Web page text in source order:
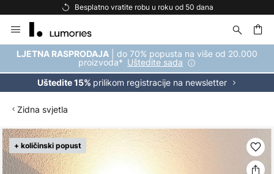
Besplatno vratite robu u roku od 50 dana
to
Content
LJETNA RASPRODAJA | do 70% popusta na više od 20.000
proizvoda* Uštedite sada
Uštedite 15% prilikom registracije na newsletter
Zidna svjetla
+ količinski popust
Skip
to
the